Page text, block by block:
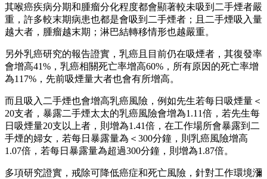
其喉癌疾病分期和腫瘤分化程度都會顯著較未吸到二手煙者嚴
重，許多較末期病患也都是會吸到二手煙者；且二手煙吸入量
越大者，腫瘤越末期；淋巴結轉移情形也越嚴重。
另外乳癌研究的報告證實，乳癌且目前仍在吸煙者，其復發率
會增高41%，乳癌相關死亡率增高60%，所有原因的死亡率增
為117%，先前吸煙量大者也會有所增高。
而且吸入二手煙也會增高乳癌風險，例如先生若每日吸煙量＜
20支者，暴露二手煙太太的乳癌風險會增為1.11倍，若先生每
日吸煙量20支以上者，則增為1.41倍，在工作場所會暴露到二
手煙的婦女，若每日暴露量為 ＜ 300分鐘，則乳癌風險增高
1.07倍，若每日暴露量為超過300分鐘，則增為1.87倍。
多項研究證實，戒除可降低癌症和死亡風險，針對工作環境瀰